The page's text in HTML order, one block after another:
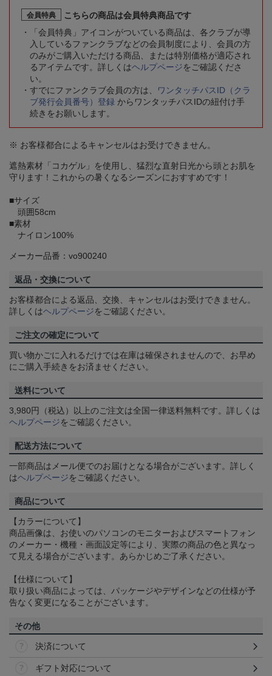
会員特典
こちらの商品は会員特典商品です
「会員特典」アイコンがついている商品は、各クラブが導
入しているファンクラブなどの会員制度により、会員の方
のみがご購入いただける商品、または特別価格が適応され
るアイテムです。詳しくはヘルプページをご確認くださ
い。
すでにファンクラブ会員の方は、
ワンタッチパスID（クラ
ブ発行会員番号）登録 からワンタッチパスIDの紐付け手
続きをお願いします。
※ お客様都合によるキャンセルはお受けできません。
遮熱素材「コカゲル」を使用し、猛烈な直射日光から頭とお肌を
守ります！これからの暑くなるシーズンにおすすめです！
■サイズ
頭囲58cm
■素材
ナイロン100%
メーカー品番：vo900240
返品・交換について
お客様都合による返品、交換、キャンセルはお受けできません。
詳しくはヘルプページをご確認ください。
ご注文の確定について
買い物かごに入れるだけでは在庫は確保されませんので、お早め
にご購入手続きをお済ませください。
送料について
3,980円（税込）以上のご注文は全国一律送料無料です。詳しくは
ヘルプページをご確認ください。
配送方法について
一部商品はメール便でのお届けとなる場合がございます。詳しく
はヘルプページをご確認ください。
商品について
【カラーについて】
商品画像は、お使いのパソコンのモニターおよびスマートフォン
のメーカー・機種・画面設定等により、実際の商品の色と異なっ
て見える場合がございます。あらかじめご了承ください。
【仕様について】
取り扱い商品によっては、パッケージやデザインなどの仕様が予
告なく変更になることがございます。
その他
決済について
ギフト対応について